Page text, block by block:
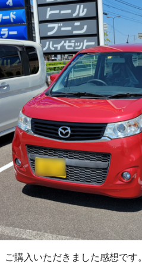
ご購入いただきました感想です。